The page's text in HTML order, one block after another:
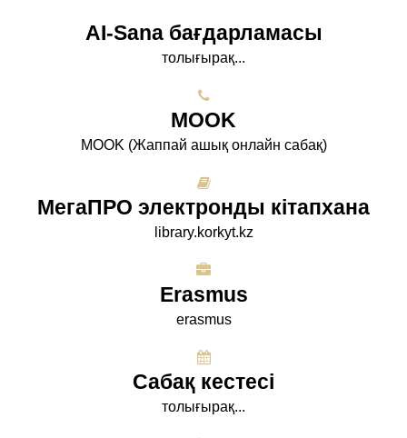
AI-Sana бағдарламасы
толығырақ...
МООK
МООK (Жаппай ашық онлайн сабақ)
МегаПРО электронды кітапхана
library.korkyt.kz
Erasmus
erasmus
Сабақ кестесі
толығырақ...